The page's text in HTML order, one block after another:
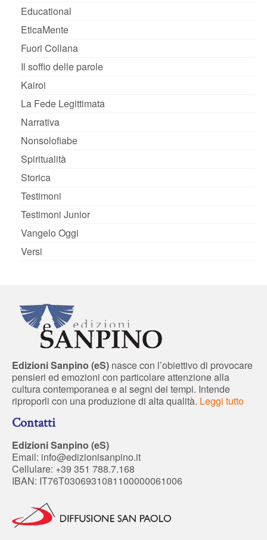
Educational
EticaMente
Fuori Collana
Il soffio delle parole
Kairoi
La Fede Legittimata
Narrativa
Nonsolofiabe
Spiritualità
Storica
Testimoni
Testimoni Junior
Vangelo Oggi
Versi
Edizioni Sanpino (eS) nasce con l’obiettivo di provocare
pensieri ed emozioni con particolare attenzione alla
cultura contemporanea e ai segni dei tempi. Intende
riproporli con una produzione di alta qualità. Leggi tutto
Contatti
Edizioni Sanpino (eS)
Email: info@edizionisanpino.it
Cellulare: +39 351 788.7.168
IBAN: IT76T0306931081100000061006